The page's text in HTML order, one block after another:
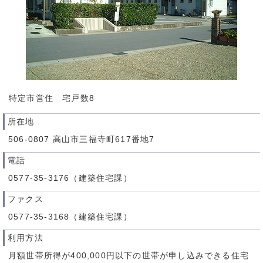
特定市営住 宅戸数8
所在地
506-0807 高山市三福寺町617番地7
電話
0577-35-3176（建築住宅課）
ファクス
0577-35-3168（建築住宅課）
利用方法
月額世帯所得が400,000円以下の世帯が申し込みできる住宅